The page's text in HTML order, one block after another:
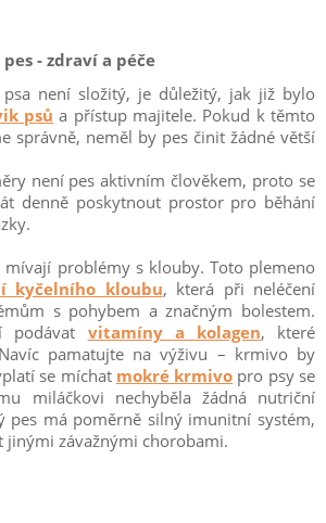
- zdraví a péče
psa není složitý, je důležitý, jak již bylo
psů a přístup majitele. Pokud k těmto
správně, neměl by pes činit žádné větší
není pes aktivním člověkem, proto se
denně poskytnout prostor pro běhání
mívají problémy s klouby. Toto plemeno
kyčelního kloubu, která při neléčení
s pohybem a značným bolestem.
podávat vitamíny a kolagen, které
pamatujte na výživu – krmivo by
se míchat mokré krmivo pro psy se
miláčkovi nechyběla žádná nutriční
pes má poměrně silný imunitní systém,
jinými závažnými chorobami.